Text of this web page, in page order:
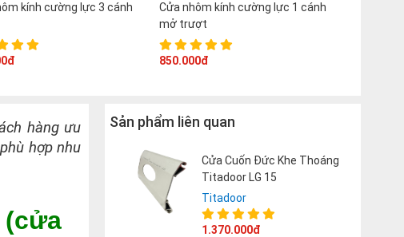
kính cường lực 3 cánh
Cửa nhôm kính cường lực 1 cánh
mở trượt
850.000đ
hàng ưu
hợp nhu
Sản phẩm liên quan
Cửa Cuốn Đức Khe Thoáng
Titadoor LG 15
Titadoor
1.370.000đ